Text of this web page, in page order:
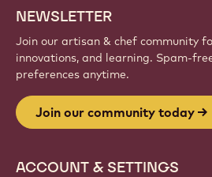
NEWSLETTER
Join our artisan & chef community
innovations, and learning. Spam-
preferences anytime.
Join our community today
ACCOUNT & SETTINGS